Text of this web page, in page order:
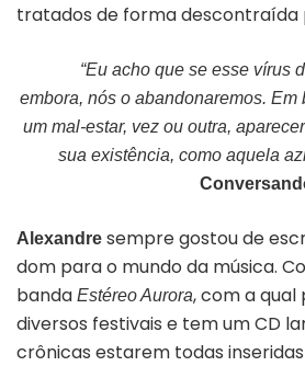
tratados de forma descontraída
“Eu acho que se esse vírus
embora, nós o abandonaremos. Em
um mal-estar, vez ou outra,
sua existência, como aquela
Alexandre sempre gostou de
dom para o mundo da música.
banda Estéreo Aurora, com a
diversos festivais e tem um CD
crônicas estarem todas